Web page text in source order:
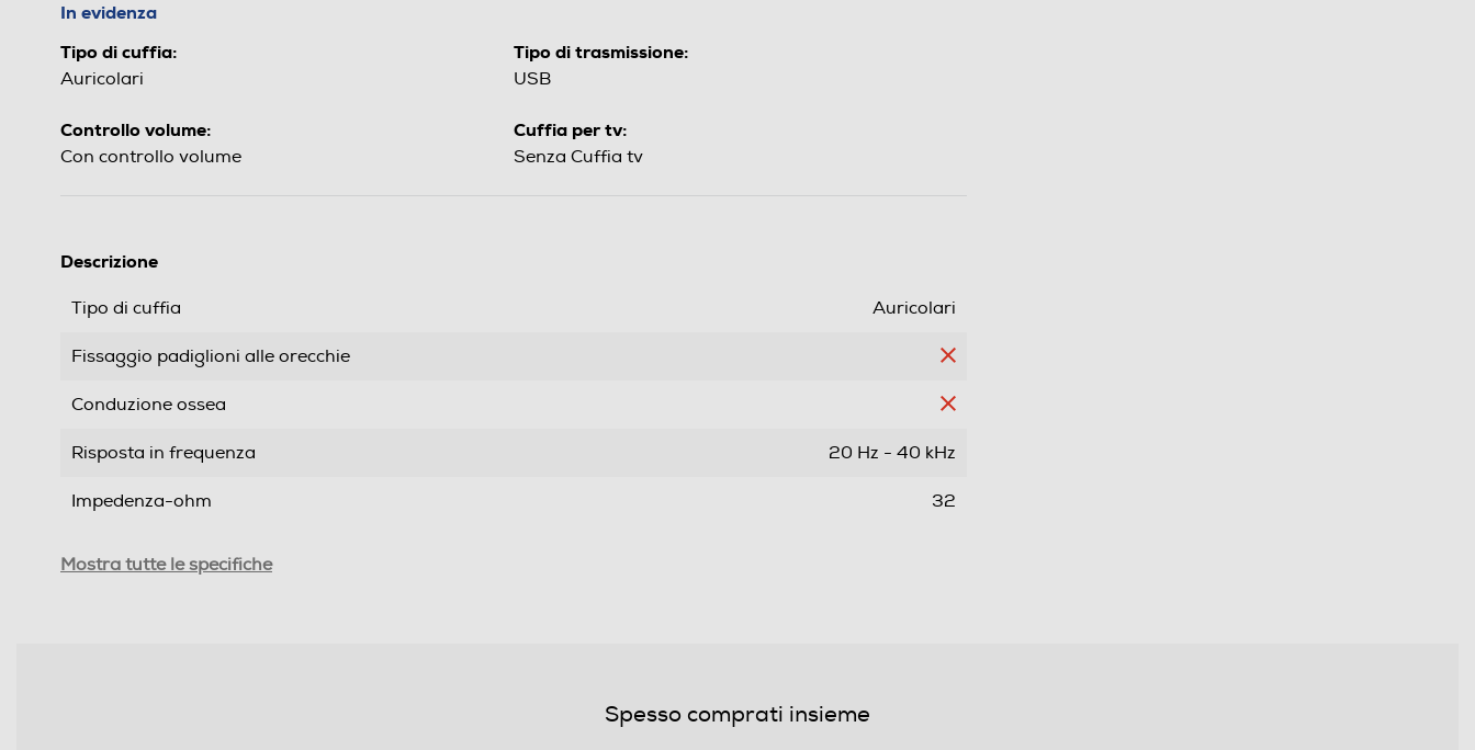
In evidenza
Tipo di cuffia:
Auricolari
Tipo di trasmissione:
USB
Controllo volume:
Con controllo volume
Cuffia per tv:
Senza Cuffia tv
Descrizione
Tipo di cuffia Auricolari
Fissaggio padiglioni alle orecchie
Conduzione ossea
Risposta in frequenza 20 Hz - 40 kHz
Impedenza-ohm 32
Mostra tutte le specifiche
Spesso comprati insieme